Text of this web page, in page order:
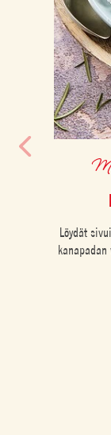
Löydät